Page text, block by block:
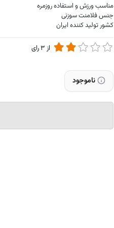
مناسب ورزش و استفاده روزمره
جنس فلامنت سوزنی
کشور تولید کننده ایران
از 3رای
ناموجود